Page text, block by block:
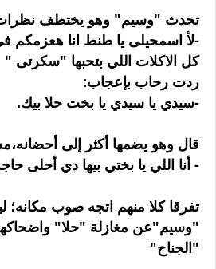
تحدث "وسيم" وهو يختطف
-لأ اسمحيلى يا طنط انا هعزمكم
كل الاكلات اللي بتحبها "سكرتى "
ردت رحاب بإعجاب:
-سيدي يا سيدي يا بخت حلا بيك.
قال وهو يضمها أكثر إلى
- أنا اللي يا بختي بيها دي أحلى
تفرقا كلا منهم اتجه صوب مكانه؛
"وسيم"عن مغازلة "حلا"
"الجناح"